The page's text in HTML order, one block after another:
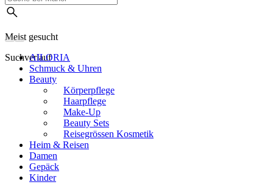
Meist gesucht
Suchverlauf
AILORIA
Schmuck & Uhren
Beauty
Körperpflege
Haarpflege
Make-Up
Beauty Sets
Reisegrössen Kosmetik
Heim & Reisen
Damen
Gepäck
Kinder